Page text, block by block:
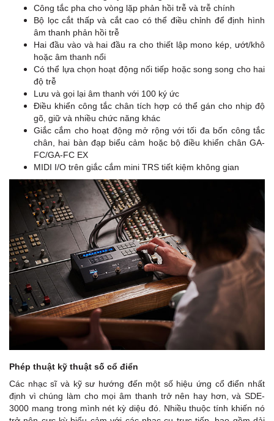
Công tắc pha cho vòng lặp phản hồi trễ và trễ chính
Bộ lọc cắt thấp và cắt cao có thể điều chỉnh để định hình
âm thanh phản hồi trễ
Hai đầu vào và hai đầu ra cho thiết lập mono kép, ướt/khô
hoặc âm thanh nổi
Có thể lựa chọn hoạt động nối tiếp hoặc song song cho hai
độ trễ
Lưu và gọi lại âm thanh với 100 ký ức
Điều khiển công tắc chân tích hợp có thể gán cho nhịp độ
gõ, giữ và nhiều chức năng khác
Giắc cắm cho hoạt động mở rộng với tối đa bốn công tắc
chân, hai bàn đạp biểu cảm hoặc bộ điều khiển chân GA-
FC/GA-FC EX
MIDI I/O trên giắc cắm mini TRS tiết kiệm không gian
Phép thuật kỹ thuật số cổ điển
Các nhạc sĩ và kỹ sư hướng đến một số hiệu ứng cổ điển nhất
định vì chúng làm cho mọi âm thanh trở nên hay hơn, và SDE-
3000 mang trong mình nét kỳ diệu đó. Nhiều thuộc tính khiến nó